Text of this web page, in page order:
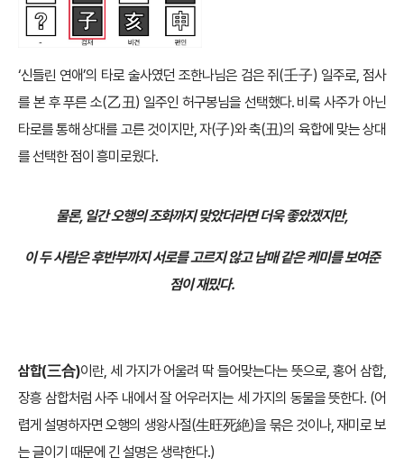
타로술사 조한나(왼쪽)님의 사주와 역술가 허구봉(오른쪽)님의 사주
타로를 통해 상대를 고른 것이지만, 자(子)와 축(丑)의 육합에 맞는 상대